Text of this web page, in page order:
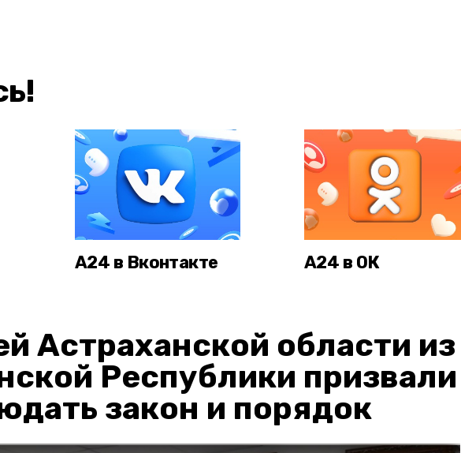
А24 в Вконтакте А24 в ОК
Астраханской области из
Республики призвали
закон и порядок